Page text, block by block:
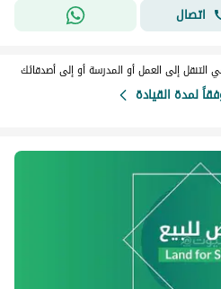
اتصال
التنقل إلى العمل أو المدرسة أو إلى أصدقائك
لمدة القيادة